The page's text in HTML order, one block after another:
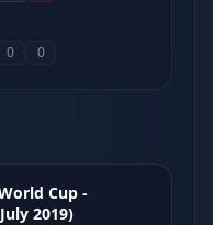
0 0
Cup -
2019)